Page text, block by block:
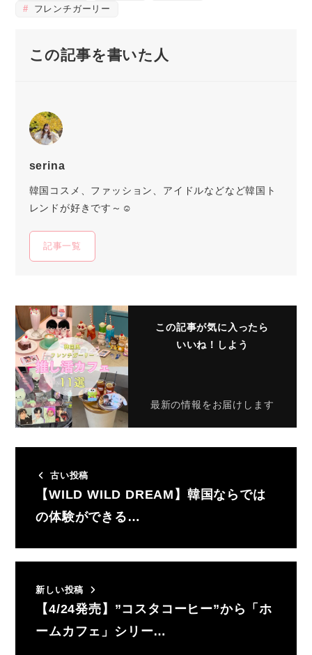
フレンチガーリー
この記事を書いた人
serina
韓国コスメ、ファッション、アイドルなどなど韓国ト
レンドが好きです～☺
記事一覧
この記事が気に入ったら
いいね！しよう
最新の情報をお届けします
古い投稿
【WILD WILD DREAM】韓国ならでは
の体験ができる…
新しい投稿
【4/24発売】”コスタコーヒー”から「ホ
ームカフェ」シリー…